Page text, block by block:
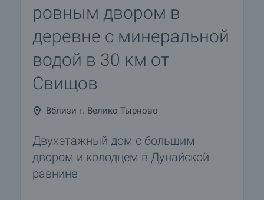
ровным двором в
деревне с минеральной
водой в 30 км от
Свищов
Вблизи г. Велико Тырново
Двухэтажный дом с большим
двором и колодцем в Дунайской
равнине